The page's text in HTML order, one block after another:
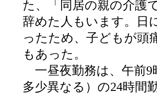
た、「同居の親の介護
辞めた人もいます。日
ったため、子どもが頭
もあった。
一昼夜勤務は、午前9
多少異なる）の24時間